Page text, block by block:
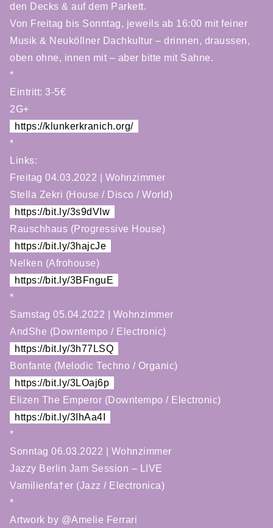
den Decks & auf dem Parkett.
Von Freitag bis Sonntag, jeweils ab 16:00 mit feiner
Musik & Neuköllner Dachkultur – drinnen, draussen,
oben ohne, innen mit – aber bitte mit Sahne.
*
Eintritt: 3-5€
2G+
https://klunkerkranich.org/
*
Links:
Freitag 04.03.2022 | Wohnzimmer
Stella Zekri (House / Disco / World)
https://bit.ly/3s9dVIw
Rauschhaus (Progressive House)
https://bit.ly/3hajcJe
Nelken (Afrohouse)
https://bit.ly/3BFnguE
*
Samstag 05.04.2022 | Wohnzimmer
AndShe (Downtempo / Electronic)
https://bit.ly/3h77LSQ
Bonfante (Melodic Techno / Organic)
https://bit.ly/3LOaj6p
Elizen The Emperor (Downtempo / Electronic)
https://bit.ly/3IhAa4I
*
Sonntag 06.03.2022 | Wohnzimmer
Jazzy Berlin Jam Session – LIVE
Vamilienfa†er (Jazz / Electronica)
*
Artwork by @Amelie Ferrari